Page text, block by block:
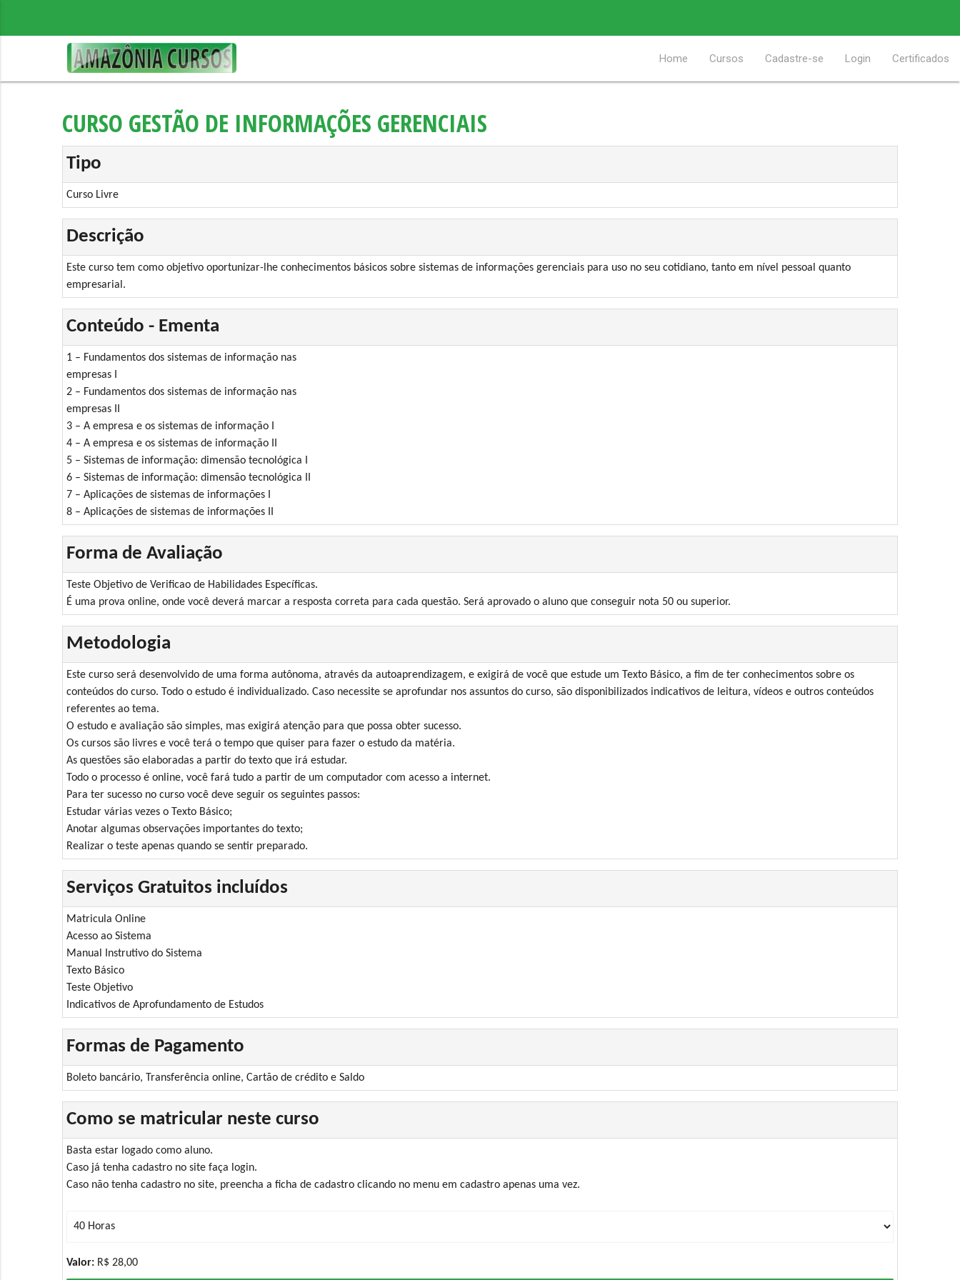
Home Cursos Cadastre-se Login Certificados
CURSO GESTÃO DE INFORMAÇÕES GERENCIAIS
Tipo
Curso Livre
Descrição
Este curso tem como objetivo oportunizar-lhe conhecimentos básicos sobre sistemas de informações gerenciais para uso no seu cotidiano, tanto em nível pessoal quanto
empresarial.
Conteúdo - Ementa
1 – Fundamentos dos sistemas de informação nas
empresas I
2 – Fundamentos dos sistemas de informação nas
empresas II
3 – A empresa e os sistemas de informação I
4 – A empresa e os sistemas de informação II
5 – Sistemas de informação: dimensão tecnológica I
6 – Sistemas de informação: dimensão tecnológica II
7 – Aplicações de sistemas de informações I
8 – Aplicações de sistemas de informações II
Forma de Avaliação
Teste Objetivo de Verificao de Habilidades Específicas.
É uma prova online, onde você deverá marcar a resposta correta para cada questão. Será aprovado o aluno que conseguir nota 50 ou superior.
Metodologia
Este curso será desenvolvido de uma forma autônoma, através da autoaprendizagem, e exigirá de você que estude um Texto Básico, a fim de ter conhecimentos sobre os
conteúdos do curso. Todo o estudo é individualizado. Caso necessite se aprofundar nos assuntos do curso, são disponibilizados indicativos de leitura, vídeos e outros conteúdos
referentes ao tema.
O estudo e avaliação são simples, mas exigirá atenção para que possa obter sucesso.
Os cursos são livres e você terá o tempo que quiser para fazer o estudo da matéria.
As questões são elaboradas a partir do texto que irá estudar.
Todo o processo é online, você fará tudo a partir de um computador com acesso a internet.
Para ter sucesso no curso você deve seguir os seguintes passos:
Estudar várias vezes o Texto Básico;
Anotar algumas observações importantes do texto;
Realizar o teste apenas quando se sentir preparado.
Serviços Gratuitos incluídos
Matricula Online
Acesso ao Sistema
Manual Instrutivo do Sistema
Texto Básico
Teste Objetivo
Indicativos de Aprofundamento de Estudos
Formas de Pagamento
Boleto bancário, Transferência online, Cartão de crédito e Saldo
Como se matricular neste curso
Basta estar logado como aluno.
Caso já tenha cadastro no site faça login.
Caso não tenha cadastro no site, preencha a ficha de cadastro clicando no menu em cadastro apenas uma vez.
Valor: R$ 28,00